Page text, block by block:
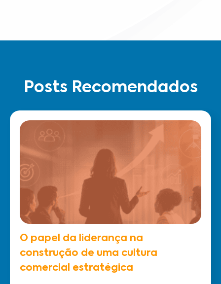
Posts Recomendados
O papel da liderança na
construção de uma cultura
comercial estratégica